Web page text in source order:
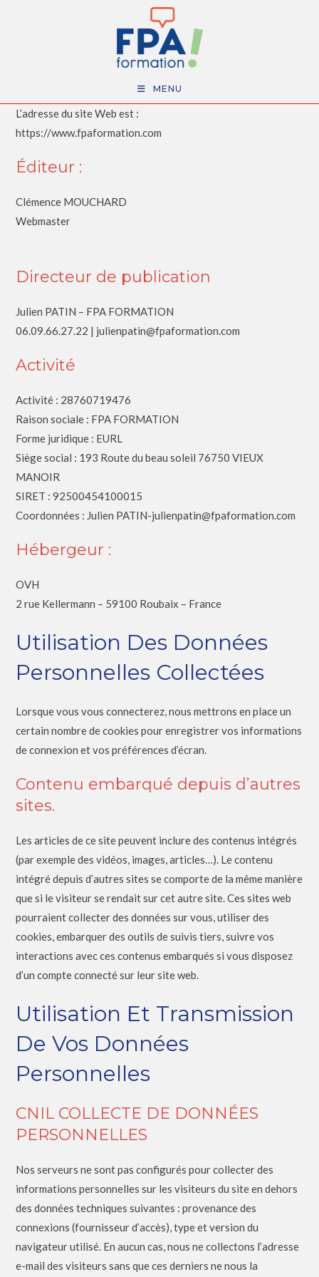
MENU
L’adresse du site Web est :
https://www.fpaformation.com
Éditeur :
Clémence MOUCHARD
Webmaster
Directeur de publication
Julien PATIN – FPA FORMATION
06.09.66.27.22 | julienpatin@fpaformation.com
Activité
Activité : 28760719476
Raison sociale : FPA FORMATION
Forme juridique : EURL
Siège social : 193 Route du beau soleil 76750 VIEUX
MANOIR
SIRET : 92500454100015
Coordonnées : Julien PATIN-julienpatin@fpaformation.com
Hébergeur :
OVH
2 rue Kellermann – 59100 Roubaix – France
Utilisation Des Données
Personnelles Collectées
Lorsque vous vous connecterez, nous mettrons en place un
certain nombre de cookies pour enregistrer vos informations
de connexion et vos préférences d’écran.
Contenu embarqué depuis d’autres
sites.
Les articles de ce site peuvent inclure des contenus intégrés
(par exemple des vidéos, images, articles…). Le contenu
intégré depuis d’autres sites se comporte de la même manière
que si le visiteur se rendait sur cet autre site. Ces sites web
pourraient collecter des données sur vous, utiliser des
cookies, embarquer des outils de suivis tiers, suivre vos
interactions avec ces contenus embarqués si vous disposez
d’un compte connecté sur leur site web.
Utilisation Et Transmission
De Vos Données
Personnelles
CNIL COLLECTE DE DONNÉES
PERSONNELLES
Nos serveurs ne sont pas configurés pour collecter des
informations personnelles sur les visiteurs du site en dehors
des données techniques suivantes : provenance des
connexions (fournisseur d’accès), type et version du
navigateur utilisé. En aucun cas, nous ne collectons l’adresse
e-mail des visiteurs sans que ces derniers ne nous la